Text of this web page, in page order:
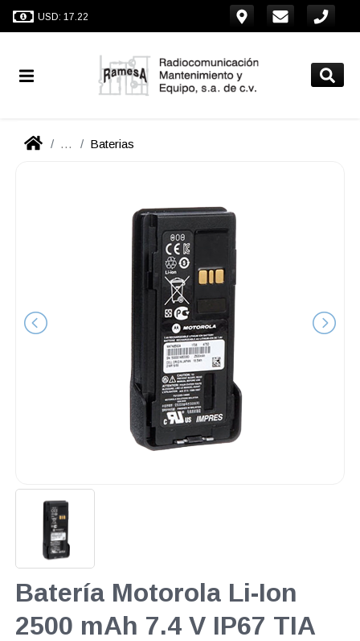
USD: 17.22
... Baterias
Batería Motorola Li-Ion
2500 mAh 7.4 V IP67 TIA